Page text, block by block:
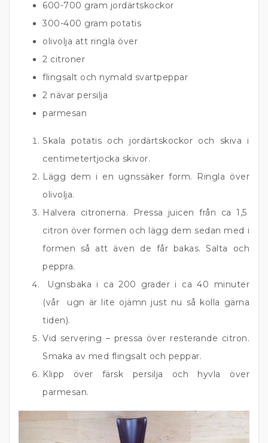
600-700 gram jordärtskockor
300-400 gram potatis
olivolja att ringla över
2 citroner
flingsalt och nymald svartpeppar
2 nävar persilja
parmesan
Skala potatis och jordärtskockor och skiva i
centimetertjocka skivor.
Lägg dem i en ugnssäker form. Ringla över
olivolja.
Halvera citronerna. Pressa juicen från ca 1,5
citron över formen och lägg dem sedan med i
formen så att även de får bakas. Salta och
peppra.
Ugnsbaka i ca 200 grader i ca 40 minuter
(vår ugn är lite ojämn just nu så kolla gärna
tiden).
Vid servering – pressa över resterande citron.
Smaka av med flingsalt och peppar.
Klipp över färsk persilja och hyvla över
parmesan.